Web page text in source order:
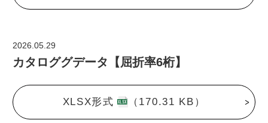
2026.05.29
カタロググデータ【屈折率6桁】
XLSX形式 （170.31 KB）